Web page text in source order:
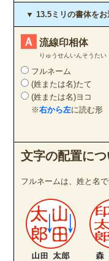
▼ 13.5ミリの書体をお
Ａ 流線印相体
りゅうせんいんそうたい
フルネーム
(姓または名)たて
(姓または名)ヨコ
※右から左に読む形
文字の配置につ
フルネームは、姓と名